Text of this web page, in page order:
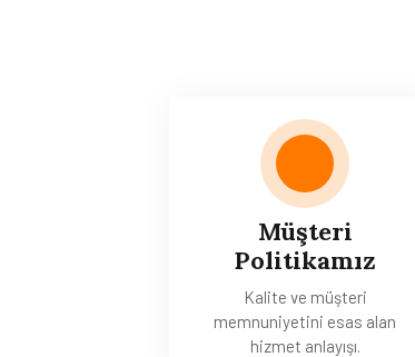
Müşteri
Politikamız
Kalite ve müşteri
memnuniyetini esas alan
hizmet anlayışı.